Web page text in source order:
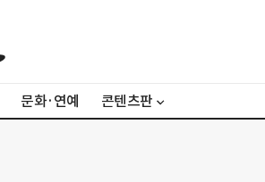
문화·연예 콘텐츠판